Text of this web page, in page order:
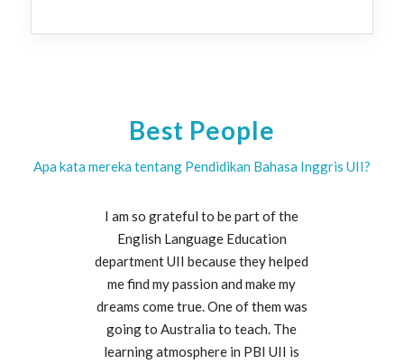
Best People
Apa kata mereka tentang Pendidikan Bahasa Inggris UII?
I am so grateful to be part of the
English Language Education
department UII because they helped
me find my passion and make my
dreams come true. One of them was
going to Australia to teach. The
learning atmosphere in PBI UII is